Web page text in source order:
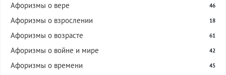
Афоризмы о вере 46
Афоризмы о взрослении 18
Афоризмы о возрасте 61
Афоризмы о войне и мире 42
Афоризмы о времени 45